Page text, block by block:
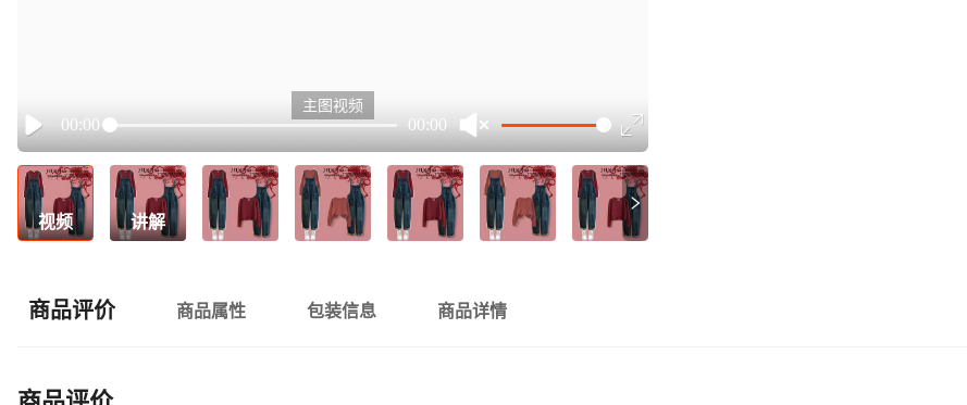
Play
00:00 00:00
主图视频
视频 讲解
商品评价 商品属性 包装信息 商品详情